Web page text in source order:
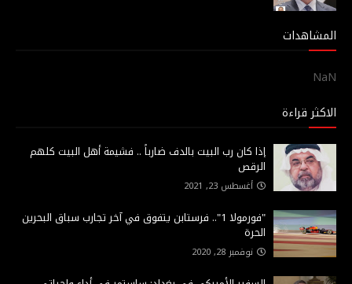
المشاهدات
NaN
الاكثر قراءة
إذا كان رب البيت بالدف ضارباً .. فشيمة أهل البيت كلهم
الرقص
أغسطس 23, 2021
"فورمولا 1".. فرستابن يتفوق في آخر تجارب سباق البحرين
الحرة
نوفمبر 28, 2020